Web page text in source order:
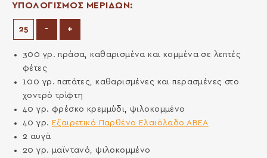
ΥΠΟΛΟΓΙΣΜΟΣ ΜΕΡΙΔΩΝ:
- Μείωση μερίδων
+Αύξηση μερίδων
300 γρ.πράσα, καθαρισμένα και κομμένα σε λεπτές
φέτες
100 γρ.πατάτες, καθαρισμένες και περασμένες στο
χοντρό τρίφτη
40γρ. φρέσκο κρεμμύδι, ψιλοκομμένο
40γρ. Εξαιρετικό Παρθένο Ελαιόλαδο ΑΒΕΑ
2 αυγά
20γρ. μαϊντανό, ψιλοκομμένο